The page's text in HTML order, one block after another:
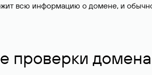
всю информацию о домене, и
проверки